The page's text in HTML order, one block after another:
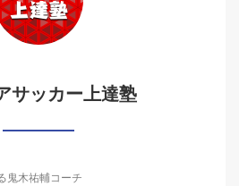
サッカー上達塾
鬼木祐輔コーチ